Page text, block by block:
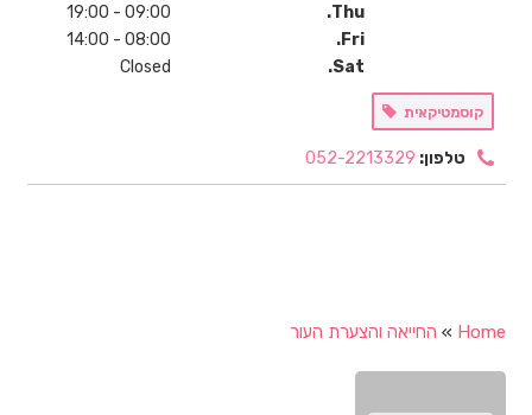
Thu.
Fri.
Sat.
קוסמטיקאית
טלפון: 052-2213329
Home
» החייאה והצערת העור